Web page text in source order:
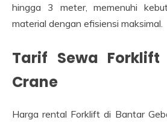
hingga 3 meter, memenuhi
material dengan efisiensi maksimal.
Tarif Sewa
Crane
Harga rental Forklift di Bantar